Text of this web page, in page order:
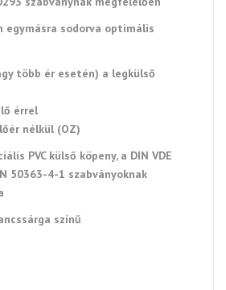
egymásra sodorva optimális
több ér esetén) a legkülső
érrel
nélkül (OZ)
PVC külső köpeny, a DIN VDE
50363-4-1 szabványoknak
színű